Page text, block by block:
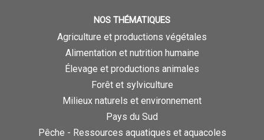
NOS THÉMATIQUES
Agriculture et productions végétales
Alimentation et nutrition humaine
Élevage et productions animales
Forêt et sylviculture
Milieux naturels et environnement
Pays du Sud
Pêche - Ressources aquatiques et aquacoles